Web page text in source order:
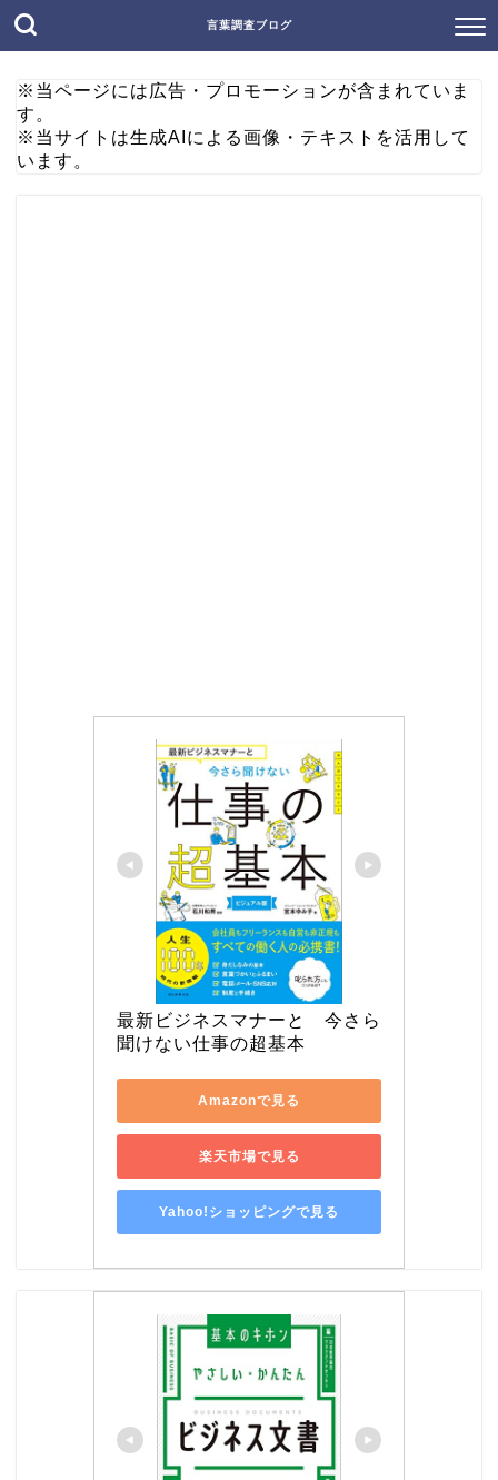
言葉調査ブログ
※当ページには広告・プロモーションが含まれていま
す。
※当サイトは生成AIによる画像・テキストを活用して
います。
最新ビジネスマナーと　今さら
聞けない仕事の超基本
Amazonで見る
楽天市場で見る
Yahoo!ショッピングで見る